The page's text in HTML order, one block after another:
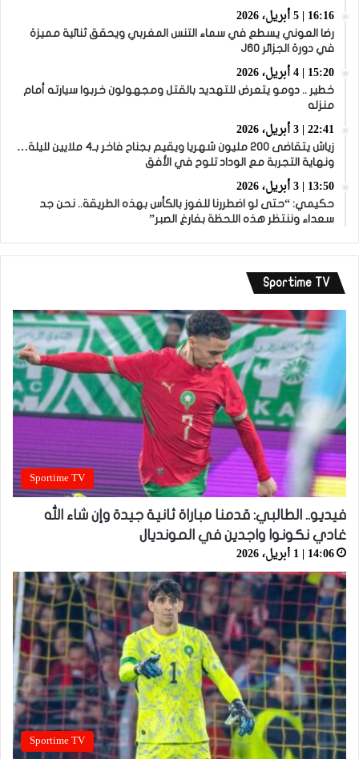
16:16 | 5 أبريل، 2026
رضا العوني يسطع في سماء التنس المغربي ويحقق ثنائية مميزة
في دورة الجزائر J60
15:20 | 4 أبريل، 2026
خطير .. دومو يتعرض للتهديد بالقتل ومجهولون خربوا سيارته أمام
منزله
22:41 | 3 أبريل، 2026
زياش يتقاضى 200 مليون شهريا ويقيم بجناح فاخر بـ4 ملايين لليلة…
ونهاية التجربة مع الوداد تلوح في الأفق
13:50 | 3 أبريل، 2026
حكيمي: “حتى لو اضطررنا للفوز بالكأس بهذه الطريقة.. نحن جد
سعداء وننتظر هذه اللحظة بفارغ الصبر”
Sportime TV
Sportime TV
فيديو.. الطالبي: قدمنا مباراة ثانية جيدة وإن شاء الله
غادي نكونوا واجدين في المونديال
14:06 | 1 أبريل، 2026
Sportime TV